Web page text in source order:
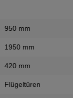
950 mm
1950 mm
420 mm
Flügeltüren